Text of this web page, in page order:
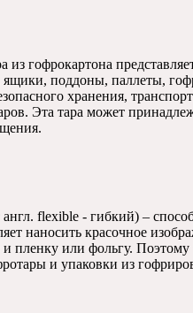
из гофрокартона
ящики, поддоны, паллеты,
хранения,
Эта тара может
англ. flexible - гибкий) –
наносить красочное
и пленку или фольгу.
и упаковки из